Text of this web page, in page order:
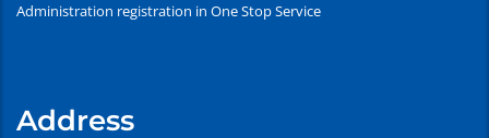
Administration registration in One Stop Service
Address